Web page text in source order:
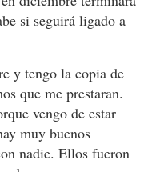
si seguirá ligado a
y tengo la copia de
que me prestaran.
vengo de estar
muy buenos
nadie. Ellos fueron